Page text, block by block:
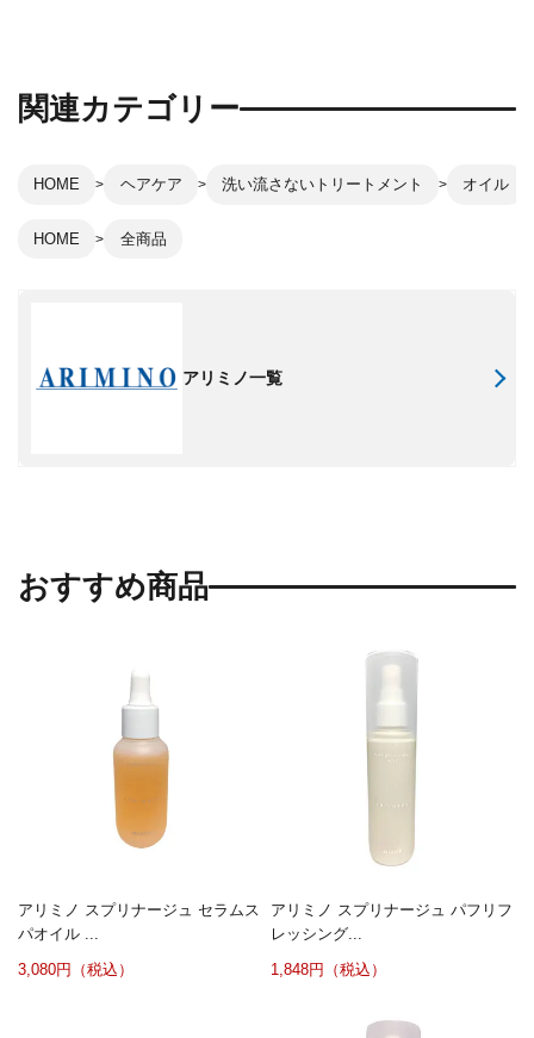
関連カテゴリー
HOME ヘアケア 洗い流さないトリートメント オイル
HOME 全商品
アリミノ一覧
おすすめ商品
アリミノ スプリナージュ セラムス
パオイル ...
3,080円（税込）
アリミノ スプリナージュ パフリフ
レッシング...
1,848円（税込）